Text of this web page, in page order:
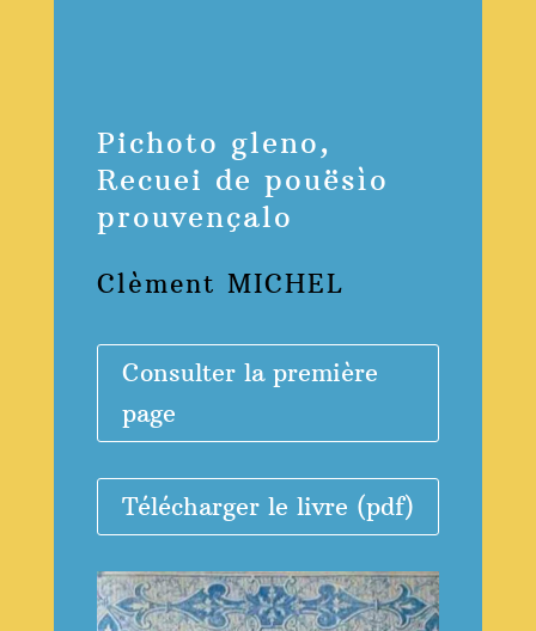
Pichoto gleno,
Recuei de pouësìo
prouvençalo
Clèment MICHEL
Consulter la première
page
Télécharger le livre (pdf)